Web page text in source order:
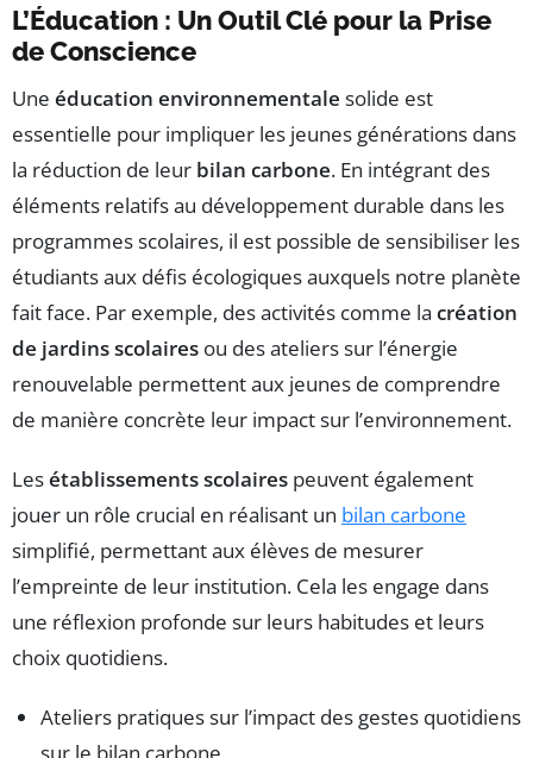
L’Éducation : Un Outil Clé pour la Prise
de Conscience
Une éducation environnementale solide est
essentielle pour impliquer les jeunes générations dans
la réduction de leur bilan carbone. En intégrant des
éléments relatifs au développement durable dans les
programmes scolaires, il est possible de sensibiliser les
étudiants aux défis écologiques auxquels notre planète
fait face. Par exemple, des activités comme la création
de jardins scolaires ou des ateliers sur l’énergie
renouvelable permettent aux jeunes de comprendre
de manière concrète leur impact sur l’environnement.
Lesétablissements scolaires peuvent également
jouer un rôle crucial en réalisant un bilan carbone
simplifié, permettant aux élèves de mesurer
l’empreinte de leur institution. Cela les engage dans
une réflexion profonde sur leurs habitudes et leurs
choix quotidiens.
Ateliers pratiques sur l’impact des gestes quotidiens